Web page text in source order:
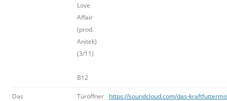
Love
Affair
(prod.
Anitek)
(3/11)
B12
Das
Türöffner
https://soundcloud.com/das-